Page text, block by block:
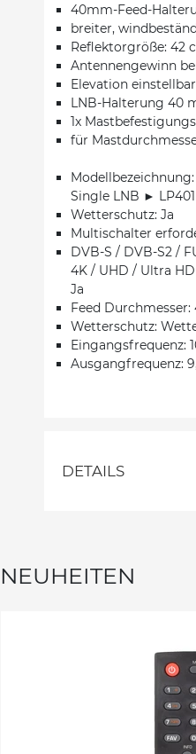
40mm-Feed-
breiter,
Reflektorgröße: 42
Antennengewinn bei
Elevation
LNB-Halterung 40
1x
für
Single LNB ► LP401
Wetterschutz: Ja
Multischalter
DVB-S / DVB-S2 /
4K / UHD / Ultra
Ja
Feed
Wetterschutz:
Eingangsfrequenz:
Ausgangfrequenz:
DETAILS
NEUHEITEN